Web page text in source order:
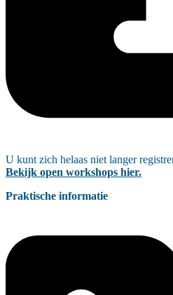
U kunt zich helaas niet langer
Bekijk open workshops hier.
Praktische informatie